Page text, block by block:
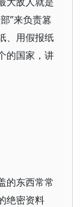
”来负责篡
、用假报纸
的国家，讲
的东西常常
绝密资料